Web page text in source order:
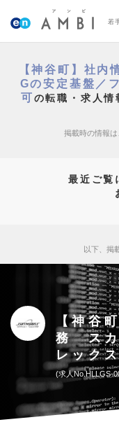
若
【神谷町】社
Gの安定基盤／
可の転職・求人情
掲載時の情報は
最近ご覧
以下、掲
【神谷
務 スカ
レック
求人No.HLLGS-